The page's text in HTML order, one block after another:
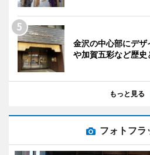
金沢の中心部にデザ
や加賀五彩など歴史
もっと見る
フォトフラ